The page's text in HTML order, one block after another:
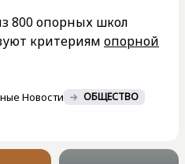
800 опорных школ
критериям опорной
Новости ОБЩЕСТВО